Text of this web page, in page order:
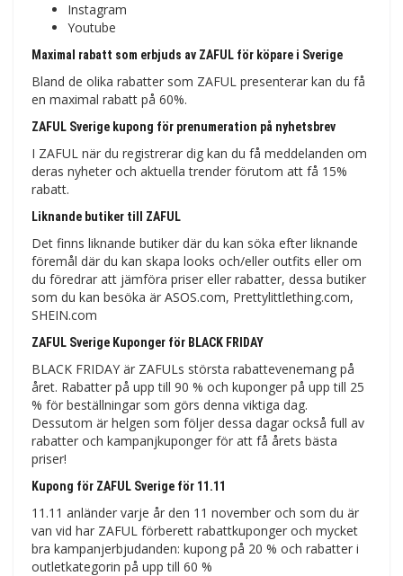
Instagram
Youtube
Maximal rabatt som erbjuds av ZAFUL för köpare i Sverige
Bland de olika rabatter som ZAFUL presenterar kan du få
en maximal rabatt på 60%.
ZAFUL Sverige kupong för prenumeration på nyhetsbrev
I ZAFUL när du registrerar dig kan du få meddelanden om
deras nyheter och aktuella trender förutom att få 15%
rabatt.
Liknande butiker till ZAFUL
Det finns liknande butiker där du kan söka efter liknande
föremål där du kan skapa looks och/eller outfits eller om
du föredrar att jämföra priser eller rabatter, dessa butiker
som du kan besöka är ASOS.com, Prettylittlething.com,
SHEIN.com
ZAFUL Sverige Kuponger för BLACK FRIDAY
BLACK FRIDAY är ZAFULs största rabattevenemang på
året. Rabatter på upp till 90 % och kuponger på upp till 25
% för beställningar som görs denna viktiga dag.
Dessutom är helgen som följer dessa dagar också full av
rabatter och kampanjkuponger för att få årets bästa
priser!
Kupong för ZAFUL Sverige för 11.11
11.11 anländer varje år den 11 november och som du är
van vid har ZAFUL förberett rabattkuponger och mycket
bra kampanjerbjudanden: kupong på 20 % och rabatter i
outletkategorin på upp till 60 %